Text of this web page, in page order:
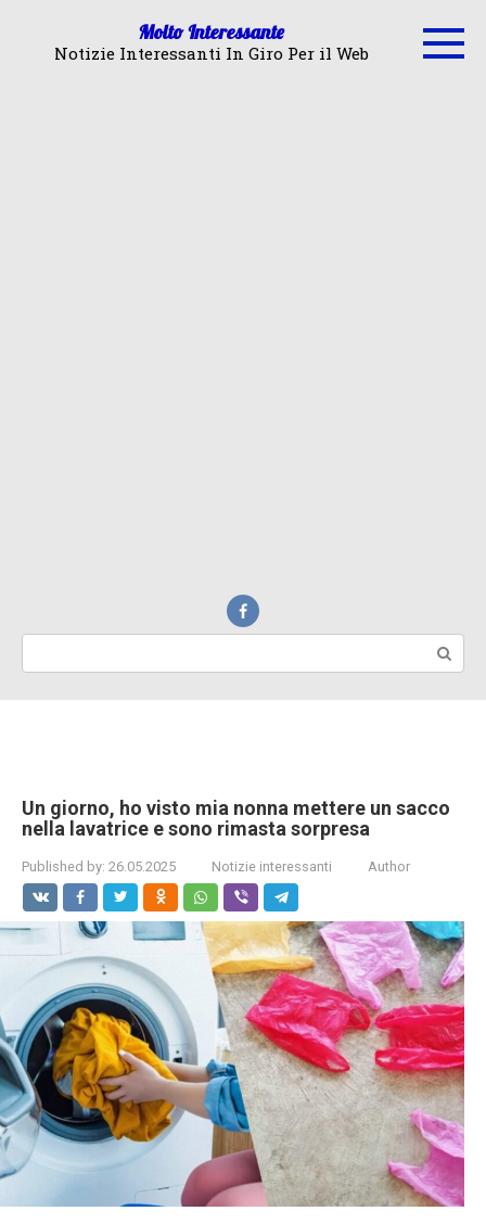
Molto Interessante
Notizie Interessanti In Giro Per il Web
Un giorno, ho visto mia nonna mettere un sacco
nella lavatrice e sono rimasta sorpresa
Published by: 26.05.2025 Notizie interessanti Author